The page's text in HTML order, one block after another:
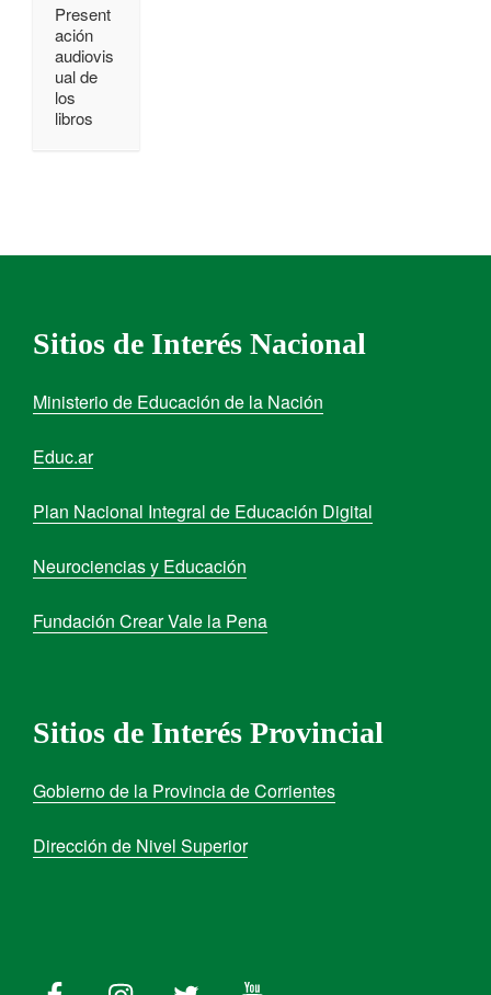
Present
ación
audiovis
ual de
los
libros
Sitios de Interés Nacional
Ministerio de Educación de la Nación
Educ.ar
Plan Nacional Integral de Educación Digital
Neurociencias y Educación
Fundación Crear Vale la Pena
Sitios de Interés Provincial
Gobierno de la Provincia de Corrientes
Dirección de Nivel Superior